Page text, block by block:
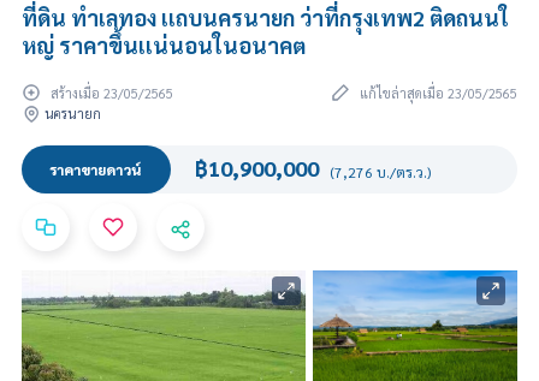
ที่ดิน ทำเลทอง เเถบนครนายก ว่าที่กรุงเทพ2 ติดถนนใ
หญ่ ราคาขึ้นเเน่นอนในอนาคต
สร้างเมื่อ 23/05/2565
แก้ไขล่าสุดเมื่อ 23/05/2565
นครนายก
ราคาขายดาวน์ ฿10,900,000 (7,276 บ./ตร.ว.)